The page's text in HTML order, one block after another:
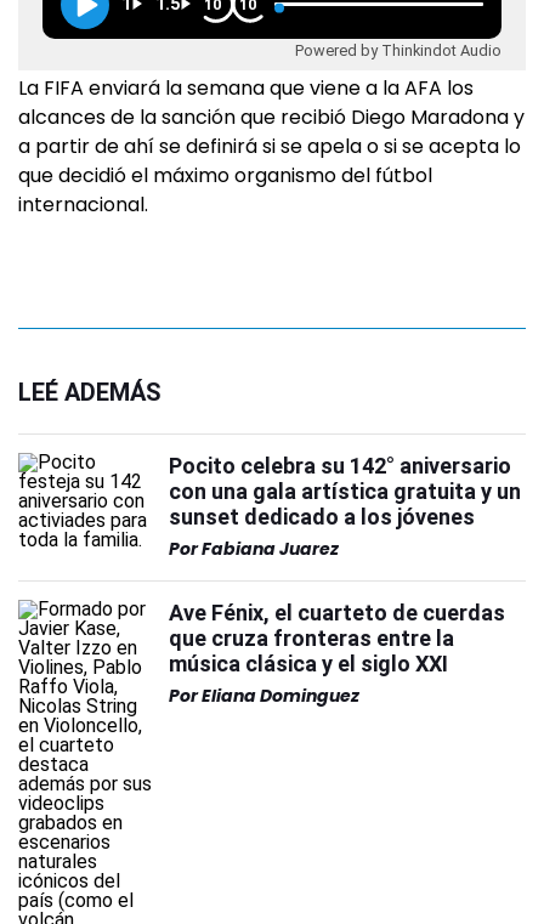
10 10
Powered by Thinkindot Audio
La FIFA enviará la semana que viene a la AFA los
alcances de la sanción que recibió Diego Maradona y
a partir de ahí se definirá si se apela o si se acepta lo
que decidió el máximo organismo del fútbol
internacional.
LEÉ ADEMÁS
Pocito celebra su 142° aniversario
con una gala artística gratuita y un
sunset dedicado a los jóvenes
PorFabiana Juarez
Ave Fénix, el cuarteto de cuerdas
que cruza fronteras entre la
música clásica y el siglo XXI
PorEliana Dominguez